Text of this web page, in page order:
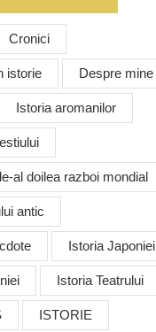
Cronici
istorie Despre mine
Istoria aromanilor
al doilea razboi mondial
antic
Istoria Japoniei
Istoria Teatrului
ISTORIE